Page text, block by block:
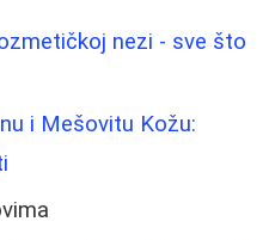
nezi - sve što
i Mešovitu Kožu: